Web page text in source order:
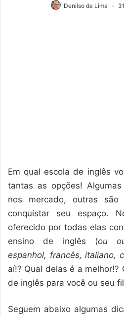
Denilso de Lima
Em qual escola de inglês
tantas as opções!
nos mercado, outras são
conquistar seu espaço.
oferecido por todas elas
ensino de inglês (ou
espanhol, francês, italiano,
aí!? Qual delas é a melhor!?
de inglês para você ou seu
Seguem abaixo algumas